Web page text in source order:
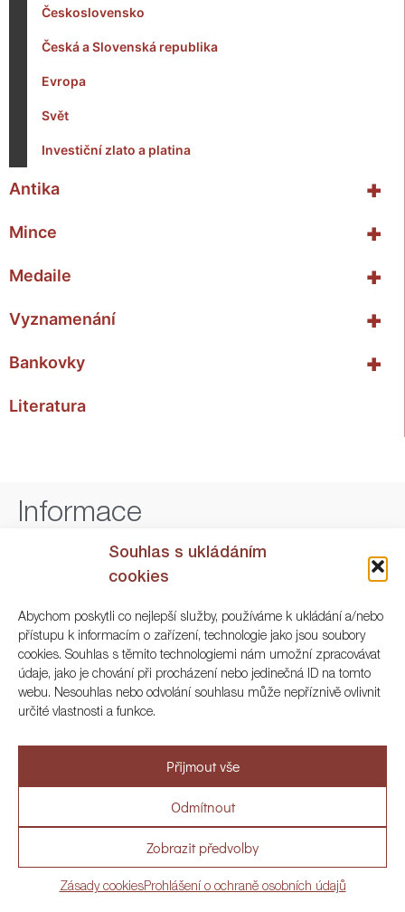
Souhlas s ukládáním
cookies
Abychom poskytli co nejlepší služby, používáme k ukládání a/nebo
přístupu k informacím o zařízení, technologie jako jsou soubory
cookies. Souhlas s těmito technologiemi nám umožní zpracovávat
údaje, jako je chování při procházení nebo jedinečná ID na tomto
webu. Nesouhlas nebo odvolání souhlasu může nepříznivě ovlivnit
určité vlastnosti a funkce.
Přijmout vše
Odmítnout
Zobrazit předvolby
Zásady cookiesProhlášení o ochraně osobních údajů
Československo
Česká a Slovenská republika
Evropa
Svět
Investiční zlato a platina
+
Antika
+
Mince
+
Medaile
+
Vyznamenání
+
Bankovky
Literatura
Informace
Obchodní podmínky
Platby
Sledujte nás
Kontakt